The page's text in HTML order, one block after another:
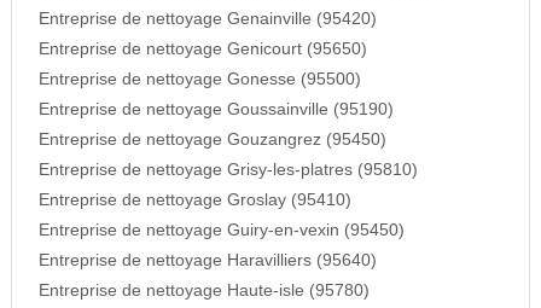
Entreprise de nettoyage Genainville (95420)
Entreprise de nettoyage Genicourt (95650)
Entreprise de nettoyage Gonesse (95500)
Entreprise de nettoyage Goussainville (95190)
Entreprise de nettoyage Gouzangrez (95450)
Entreprise de nettoyage Grisy-les-platres (95810)
Entreprise de nettoyage Groslay (95410)
Entreprise de nettoyage Guiry-en-vexin (95450)
Entreprise de nettoyage Haravilliers (95640)
Entreprise de nettoyage Haute-isle (95780)